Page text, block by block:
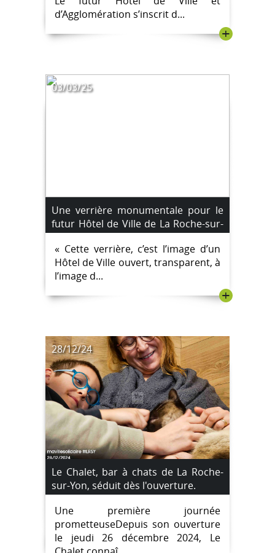
d’Agglomération s’inscrit d...
+
03/03/25
Une verrière monumentale pour le
futur Hôtel de Ville de La Roche-sur-
Yon
« Cette verrière, c’est l’image d’un
Hôtel de Ville ouvert, transparent, à
l’image d...
+
28/12/24
Le Chalet, bar à chats de La Roche-
sur-Yon, séduit dès l'ouverture.
Une première journée
prometteuseDepuis son ouverture
le jeudi 26 décembre 2024, Le